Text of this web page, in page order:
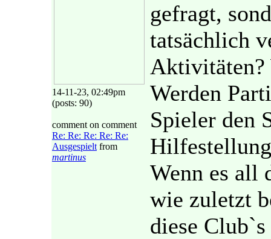
14-11-23, 02:49pm
(posts: 90)
comment on comment
Re: Re: Re: Re: Re:
Ausgespielt from
martinus
gefragt,
tatsächlich
Aktivitäten?
Werden
Spieler den
Wenn es all
wie zuletzt
diese